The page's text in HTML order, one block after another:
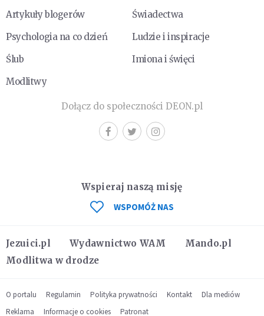
Artykuły blogerów
Świadectwa
Psychologia na co dzień
Ludzie i inspiracje
Ślub
Imiona i święci
Modlitwy
Dołącz do społeczności DEON.pl
Jezuici.pl Wydawnictwo WAM
Mando.pl
Modlitwa w drodze
Wspieraj naszą misję
WSPOMÓŻ NAS
O portalu Regulamin Polityka prywatności Kontakt
Dla mediów
Reklama
Informacje o cookies Patronat